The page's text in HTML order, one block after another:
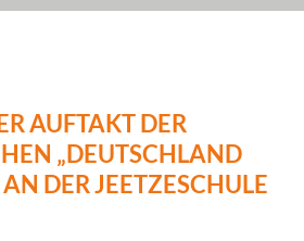
AUFTAKT DER
„DEUTSCHLAND
DER JEETZESCHULE